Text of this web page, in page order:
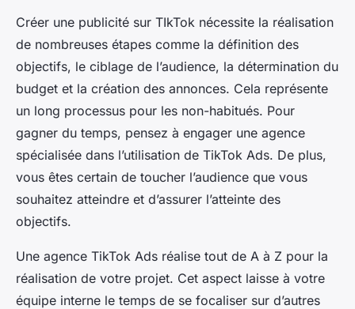
Créer une publicité sur TIkTok nécessite la réalisation
de nombreuses étapes comme la définition des
objectifs, le ciblage de l’audience, la détermination du
budget et la création des annonces. Cela représente
un long processus pour les non-habitués. Pour
gagner du temps, pensez à engager une agence
spécialisée dans l’utilisation de TikTok Ads. De plus,
vous êtes certain de toucher l’audience que vous
souhaitez atteindre et d’assurer l’atteinte des
objectifs.
Une agence TikTok Ads réalise tout de A à Z pour la
réalisation de votre projet. Cet aspect laisse à votre
équipe interne le temps de se focaliser sur d’autres